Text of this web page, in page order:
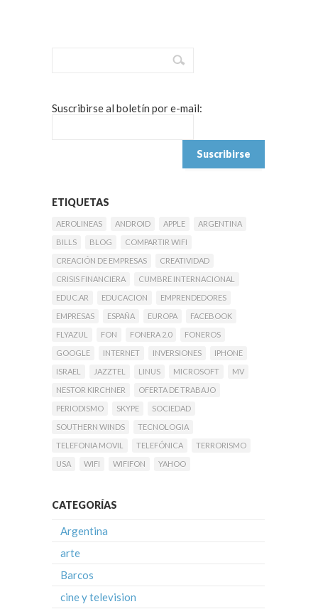
Suscribirse al boletín por e-mail:
ETIQUETAS
AEROLINEAS ANDROID APPLE
ARGENTINA
BILLS
BLOG
COMPARTIR WIFI
CREACIÓN DE EMPRESAS
CREATIVIDAD
CRISIS FINANCIERA
CUMBRE INTERNACIONAL
EDUC.AR
EDUCACION
EMPRENDEDORES
EMPRESAS
ESPAÑA EUROPA
FACEBOOK
FLYAZUL
FON FONERA 2.0
FONEROS
GOOGLE
INTERNET INVERSIONES
IPHONE
ISRAEL
JAZZTEL LINUS MICROSOFT
MV
NESTOR KIRCHNER
OFERTA DE TRABAJO
PERIODISMO
SKYPE
SOCIEDAD
SOUTHERN WINDS
TECNOLOGIA
TELEFONIA MOVIL
TELEFÓNICA
TERRORISMO
USA
WIFI WIFIFON YAHOO
CATEGORÍAS
Argentina
arte
Barcos
cine y television